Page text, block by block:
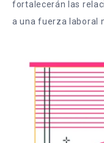
fortalecerán las
a una fuerza laboral